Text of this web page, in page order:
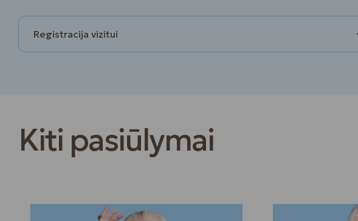
Registracija vizitui
Kiti pasiūlymai